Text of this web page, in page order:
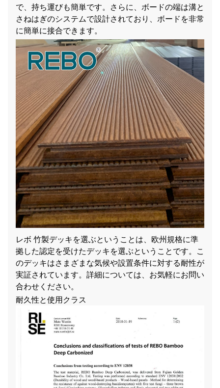
で、持ち運びも簡単です。さらに、ボードの端は溝と
さねはぎのシステムで設計されており、ボードを非常
に簡単に接合できます。
レボ 竹製デッキを選ぶということは、欧州規格に準
拠した認定を受けたデッキを選ぶということです。こ
のデッキはさまざまな気候や設置条件に対する耐性が
実証されています。詳細については、お気軽にお問い
合わせください。
耐久性と使用クラス